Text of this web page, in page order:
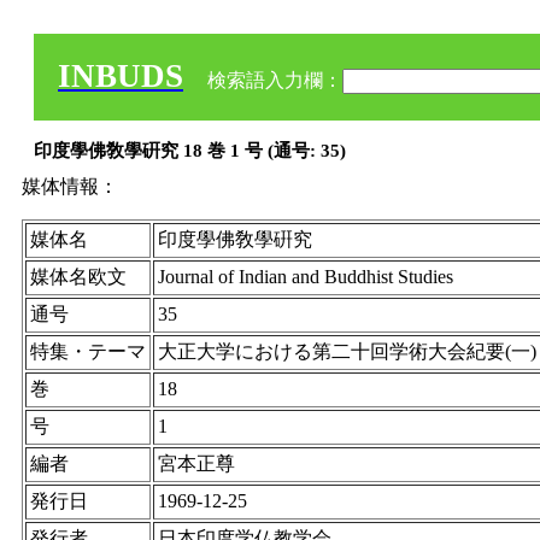
INBUDS 検索語入力欄：
印度學佛敎學硏究 18 巻 1 号 (通号: 35)
媒体情報：
媒体名
印度學佛敎學硏究
媒体名欧文
Journal of Indian and Buddhist Studies
通号
35
特集・テーマ
大正大学における第二十回学術大会紀要(一)
巻
18
号
1
編者
宮本正尊
発行日
1969-12-25